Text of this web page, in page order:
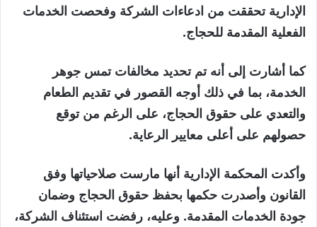
الإدارية تحققت من ادعاءات الشركة وفحصت الخدمات
الفعلية المقدمة للحجاج.
كما أشارت إلى أنه تم تحديد مخالفات تمس جوهر
الخدمة، بما في ذلك أوجه القصور في تقديم الطعام
والتعدي على حقوق الحجاج، على الرغم من توقع
حصولهم على أعلى معايير الرعاية.
وأكدت المحكمة الإدارية أنها مارست صلاحياتها وفق
القانون وأصدرت حكمها بحفظ حقوق الحجاج وضمان
جودة الخدمات المقدمة. وعليه، رفضت استئناف الشركة،